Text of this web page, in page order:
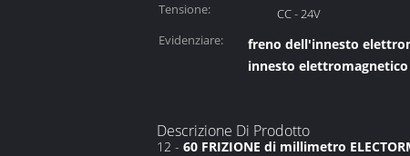
Tensione:
CC - 24V
Evidenziare:
freno dell'innesto
innesto
Descrizione Di Prodotto
12 - 60 FRIZIONE di millimetro